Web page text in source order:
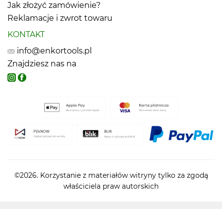
Jak złożyć zamówienie?
Reklamacje i zwrot towaru
KONTAKT
info@enkortools.pl
Znajdziesz nas na
©2026. Korzystanie z materiałów witryny tylko za zgodą
właściciela praw autorskich